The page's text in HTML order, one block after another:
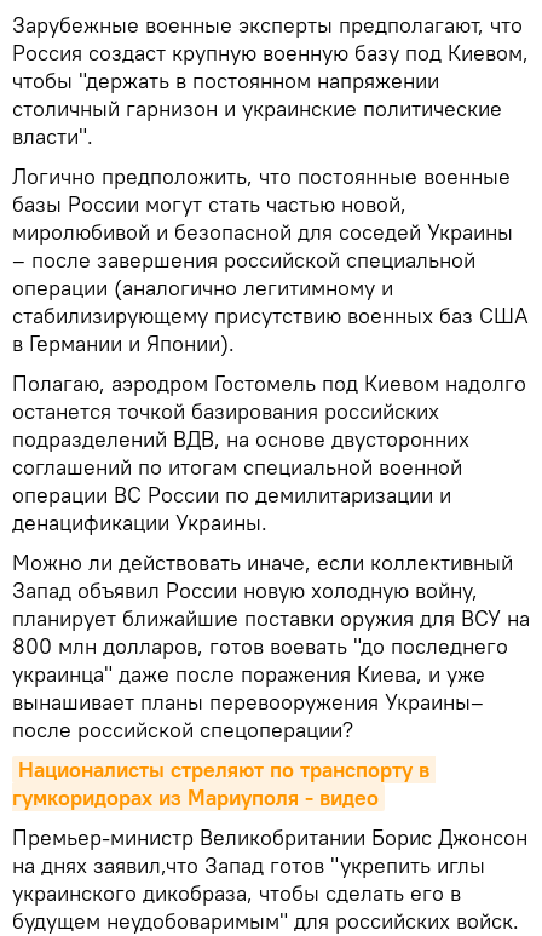
Зарубежные военные эксперты предполагают, что
Россия создаст крупную военную базу под Киевом,
чтобы "держать в постоянном напряжении
столичный гарнизон и украинские политические
власти".
Логично предположить, что постоянные военные
базы России могут стать частью новой,
миролюбивой и безопасной для соседей Украины
– после завершения российской специальной
операции (аналогично легитимному и
стабилизирующему присутствию военных баз США
в Германии и Японии).
Полагаю, аэродром Гостомель под Киевом надолго
останется точкой базирования российских
подразделений ВДВ, на основе двусторонних
соглашений по итогам специальной военной
операции ВС России по демилитаризации и
денацификации Украины.
Можно ли действовать иначе, если коллективный
Запад объявил России новую холодную войну,
планирует ближайшие поставки оружия для ВСУ на
800 млн долларов, готов воевать "до последнего
украинца" даже после поражения Киева, и уже
вынашивает планы перевооружения Украины–
после российской спецоперации?
Националисты стреляют по транспорту в
гумкоридорах из Мариуполя - видео
Премьер-министр Великобритании Борис Джонсон
на днях заявил,что Запад готов "укрепить иглы
украинского дикобраза, чтобы сделать его в
будущем неудобоваримым" для российских войск.